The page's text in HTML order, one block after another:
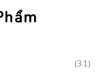
(31)